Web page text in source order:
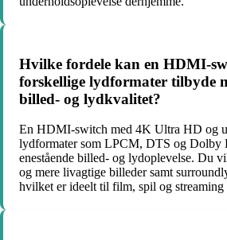
Hvilke fordele kan en HDMI-
forskellige lydformater tilbyde
billed- og lydkvalitet?
En HDMI-switch med 4K Ultra HD og
lydformater som LPCM, DTS og Dolby
enestående billed- og lydoplevelse. Du
og mere livagtige billeder samt
hvilket er ideelt til film, spil og streaming